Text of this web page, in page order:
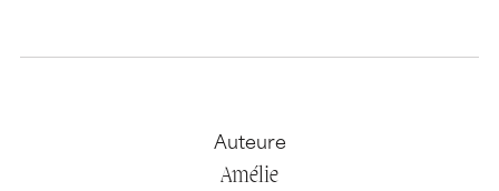
Auteure
Amélie